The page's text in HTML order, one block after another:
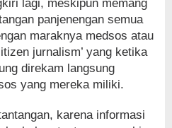
lagi, meskipun memang
panjenengan semua
maraknya medsos atau
jurnalism’ yang ketika
direkam langsung
yang mereka miliki.
karena informasi